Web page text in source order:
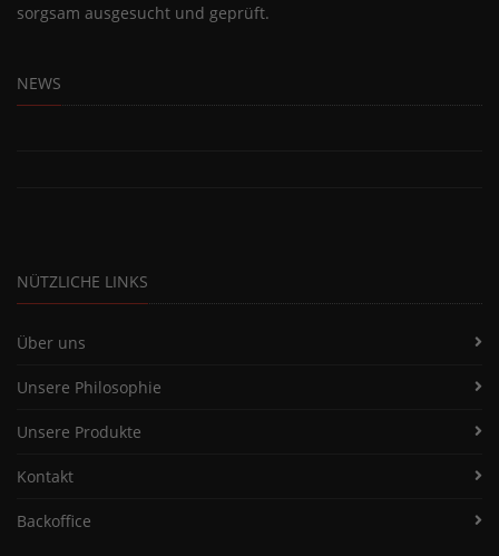
sorgsam ausgesucht und geprüft.
NEWS
NÜTZLICHE LINKS
Über uns
Unsere Philosophie
Unsere Produkte
Kontakt
Backoffice